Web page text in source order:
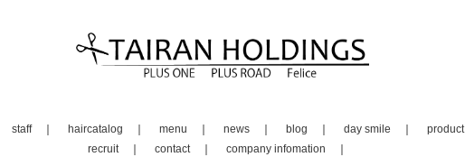
staff haircatalog menu news blog day smile product
recruit
contact company infomation